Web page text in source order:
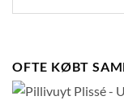
OFTE KØBT